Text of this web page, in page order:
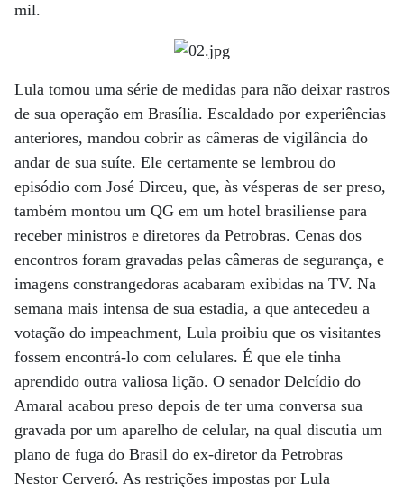
mil.
Lula tomou uma série de medidas para não deixar rastros
de sua operação em Brasília. Escaldado por experiências
anteriores, mandou cobrir as câmeras de vigilância do
andar de sua suíte. Ele certamente se lembrou do
episódio com José Dirceu, que, às vésperas de ser preso,
também montou um QG em um hotel brasiliense para
receber ministros e diretores da Petrobras. Cenas dos
encontros foram gravadas pelas câmeras de segurança, e
imagens constrangedoras acabaram exibidas na TV. Na
semana mais intensa de sua estadia, a que antecedeu a
votação do impeachment, Lula proibiu que os visitantes
fossem encontrá-lo com celulares. É que ele tinha
aprendido outra valiosa lição. O senador Delcídio do
Amaral acabou preso depois de ter uma conversa sua
gravada por um aparelho de celular, na qual discutia um
plano de fuga do Brasil do ex-diretor da Petrobras
Nestor Cerveró. As restrições impostas por Lula